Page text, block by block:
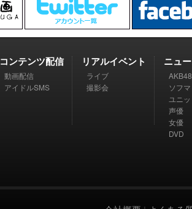
コンテンツ配信
動画配信
アイドルSMS
リアルイベント
ライブ
撮影会
ニュ
AKB48
ソフ
ユニ
声優
女優
DVD